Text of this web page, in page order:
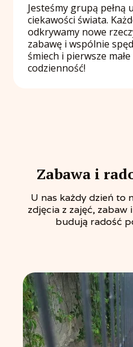
Jesteśmy grupą pełną
ciekawości świata.
odkrywamy nowe
zabawę i wspólnie
śmiech i pierwsze
codzienność!
Zabawa i
U nas każdy dzień to
zdjęcia z zajęć,
budują radość